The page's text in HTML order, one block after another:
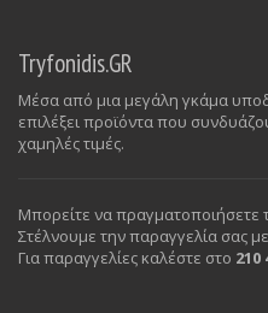
Tryfonidis.GR
Μέσα από μια μεγάλη γκάμα
επιλέξει προϊόντα που
χαμηλές τιμές.
Μπορείτε να
Στέλνουμε την παραγγελία σας
Για παραγγελίες καλέστε στο 210